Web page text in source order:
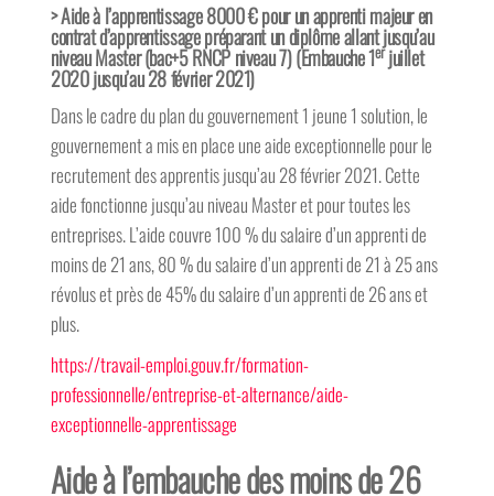
>Aide à l’apprentissage8000 € pour un apprenti majeur en
contrat d’apprentissage préparant un diplôme allant jusqu’au
niveau Master (bac+5 RNCP niveau 7) (Embauche 1erjuillet
2020 jusqu’au 28 février 2021)
Dans le cadre du plan du gouvernement 1 jeune 1 solution, le
gouvernement a mis en place une aide exceptionnelle pour le
recrutement des apprentis jusqu’au 28 février 2021. Cette
aide fonctionne jusqu’au niveau Master et pour toutes les
entreprises. L’aide couvre 100 % du salaire d’un apprenti de
moins de 21 ans, 80 % du salaire d’un apprenti de 21 à 25 ans
révolus et près de 45% du salaire d’un apprenti de 26 ans et
plus.
https://travail-emploi.gouv.fr/formation-
professionnelle/entreprise-et-alternance/aide-
exceptionnelle-apprentissage
Aide à l’embauche des moins de 26